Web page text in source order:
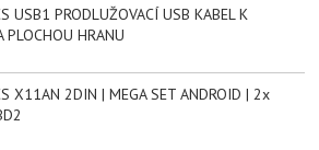
USB1 PRODLUŽOVACÍ USB KABEL K
PLOCHOU HRANU
X11AN 2DIN | MEGA SET ANDROID | 2x